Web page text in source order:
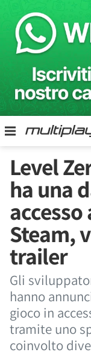
Level
ha una
Steam,
trailer
Gli
hanno
gioco in
tramite uno
coinvolto